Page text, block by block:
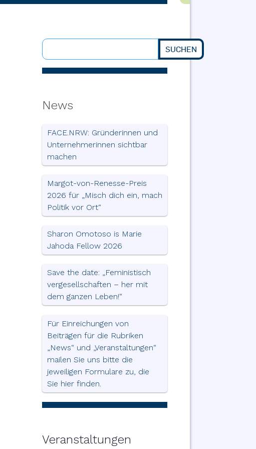
Suchen
SUCHEN
News
FACE.NRW: Gründerinnen und
Unternehmerinnen sichtbar
machen
Margot-von-Renesse-Preis
2026 für „Misch dich ein, mach
Politik vor Ort“
Sharon Omotoso is Marie
Jahoda Fellow 2026
Save the date: „Feministisch
vergesellschaften – her mit
dem ganzen Leben!“
Für Einreichungen von
Beiträgen für die Rubriken
„News“ und „Veranstaltungen“
mailen Sie uns bitte die
jeweiligen Formulare zu, die
Sie hier finden.
Veranstaltungen